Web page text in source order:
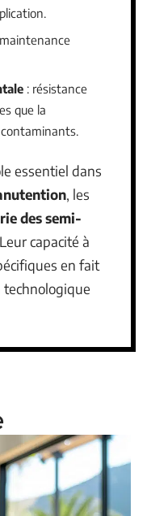
: résistance
que la
essentiel dans
, les
des semi-
capacité à
en fait
technologique